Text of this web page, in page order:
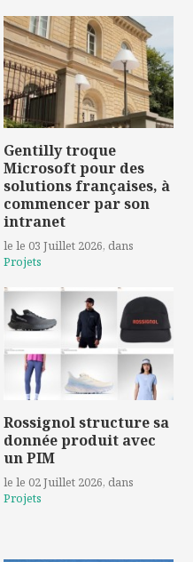
Gentilly troque
Microsoft pour des
solutions françaises, à
commencer par son
intranet
le le 03 Juillet 2026, dans
Projets
Rossignol structure sa
donnée produit avec
un PIM
le le 02 Juillet 2026, dans
Projets